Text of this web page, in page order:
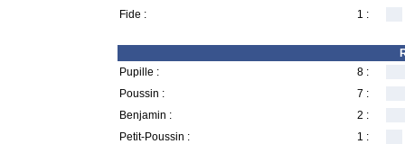
Fide :
1 :
Pupille :
8 :
Poussin :
7 :
Benjamin :
2 :
Petit-Poussin :
1 :